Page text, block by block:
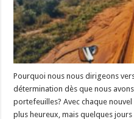
Pourquoi nous nous dirigeons
détermination dès que nous
portefeuilles? Avec chaque
plus heureux, mais quelques jours